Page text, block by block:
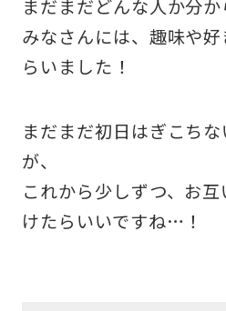
まだまだどんな人か分
みなさんには、趣味や
らいました！
まだまだ初日はぎこち
が、
これから少しずつ、お
けたらいいですね…！